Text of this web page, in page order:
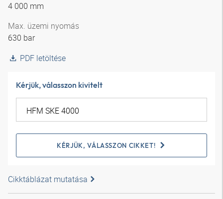
4 000 mm
Max. üzemi nyomás
630 bar
PDF letöltése
Kérjük, válasszon kivitelt
KÉRJÜK, VÁLASSZON CIKKET!
Cikktáblázat mutatása